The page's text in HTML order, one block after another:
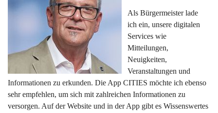
Als Bürgermeister lade
ich ein, unsere digitalen
Services wie
Mitteilungen,
Neuigkeiten,
Veranstaltungen und
Informationen zu erkunden. Die App CITIES möchte ich ebenso
sehr empfehlen, um sich mit zahlreichen Informationen zu
versorgen. Auf der Website und in der App gibt es Wissenswertes